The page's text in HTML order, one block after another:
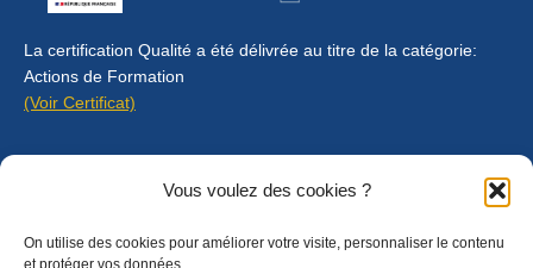
Vous voulez des cookies ?
On utilise des cookies pour améliorer votre visite, personnaliser le contenu
et protéger vos données.
La certification Qualité a été délivrée au titre de la catégorie:
Actions de Formation
(Voir Certificat)
Règlement intérieur